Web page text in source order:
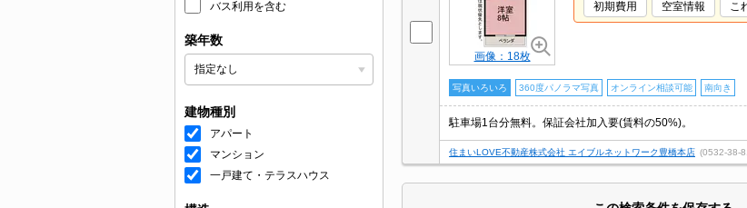
バス利用を含む
築年数
建物種別
アパート
マンション
一戸建て・テラスハウス
画像：18枚
初期費用
空室情報 こ
写真いろいろ 360度パノラマ写真 オンライン相談可能 南向き
駐車場1台分無料。保証会社加入要(賃料の50%)。
住まいLOVE不動産株式会社 エイブルネットワーク豊橋本店 (0532-38-